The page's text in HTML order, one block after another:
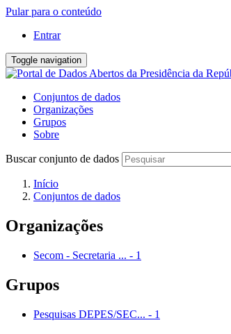
Pular para o conteúdo
Entrar
Toggle navigation
Conjuntos de dados
Organizações
Grupos
Sobre
Buscar conjunto de dados
Início
Conjuntos de dados
Organizações
Secom - Secretaria ... - 1
Grupos
Pesquisas DEPES/SEC... - 1